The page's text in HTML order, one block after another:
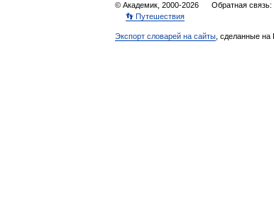
© Академик, 2000-2026 Обратная связь:
👣 Путешествия
Экспорт словарей на сайты , сделанные на